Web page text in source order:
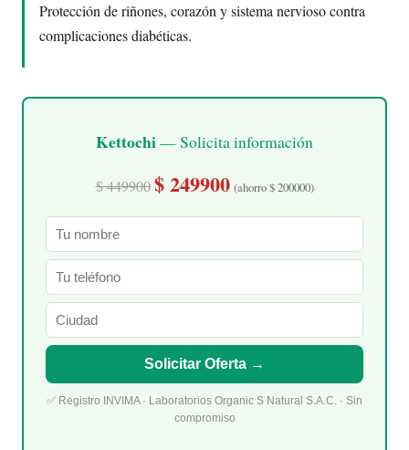
Protección de riñones, corazón y sistema nervioso contra
complicaciones diabéticas.
Kettochi— Solicita información
$ 449900 $ 249900 (ahorro $ 200000)
Solicitar Oferta →
✅ Registro INVIMA · Laboratorios Organic S Natural S.A.C. · Sin
compromiso